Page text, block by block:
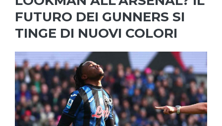
FUTURO DEI GUNNERS SI
TINGE DI NUOVI COLORI